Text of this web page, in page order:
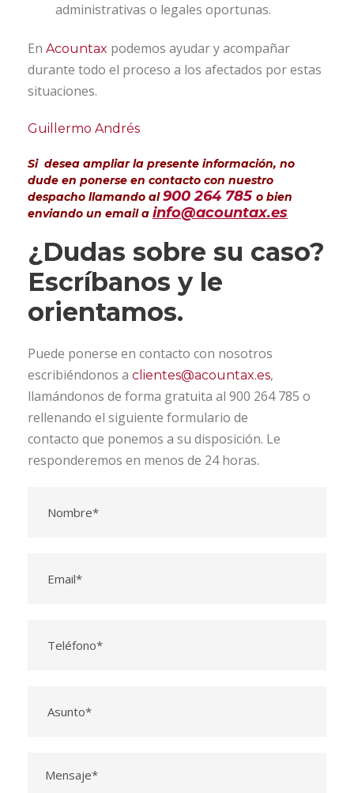
administrativas o legales oportunas.
En Acountax podemos ayudar y acompañar
durante todo el proceso a los afectados por estas
situaciones.
Guillermo Andrés
Si desea ampliar la presente información, no
dude en ponerse en contacto con nuestro
despacho llamando al900 264 785 o bien
enviando un email a info@acountax.es
¿Dudas sobre su caso?
Escríbanos y le
orientamos.
Puede ponerse en contacto con nosotros
escribiéndonos a clientes@acountax.es,
llamándonos de forma gratuita al 900 264 785 o
rellenando el siguiente formulario de
contacto que ponemos a su disposición. Le
responderemos en menos de 24 horas.